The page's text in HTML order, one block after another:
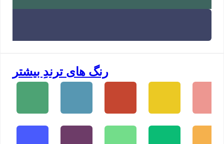
رنگ های ترندِ بیشتر